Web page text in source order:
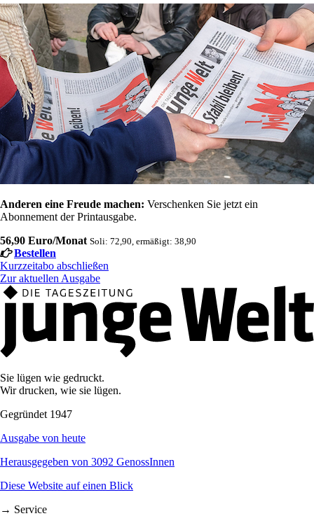
Anderen eine Freude machen: Verschenken Sie jetzt ein
Abonnement der Printausgabe.
56,90 Euro/Monat Soli: 72,90, ermäßigt: 38,90
Bestellen
Kurzzeitabo abschließen
Zur aktuellen Ausgabe
Sie lügen wie gedruckt.
Wir drucken, wie sie lügen.
Gegründet 1947
Ausgabe von heute
Herausgegeben von 3092 GenossInnen
Diese Website auf einen Blick
→ Service